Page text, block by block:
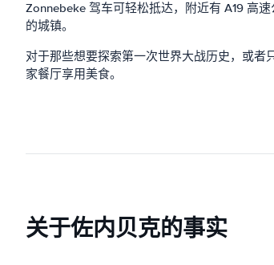
Zonnebeke 驾车可轻松抵达，附近有 A19 高
的城镇。
对于那些想要探索第一次世界大战历史，或
家餐厅享用美食。
关于佐内贝克的事实